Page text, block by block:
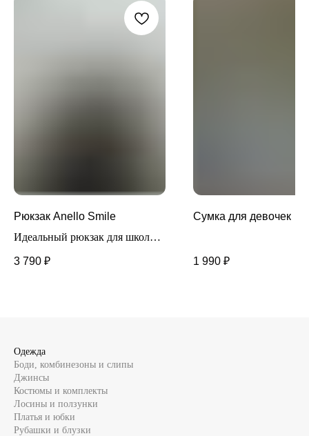
Рюкзак Anello Smile
Идеальный рюкзак для школы.
комфортный в носке и
3 790 ₽
Сумка для девочек
1 990 ₽
Одежда
Боди, комбинезоны и слипы
Джинсы
Костюмы и комплекты
Лосины и ползунки
Платья и юбки
Рубашки и блузки